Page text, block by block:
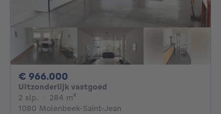
€ 966.000
Uitzonderlijk vastgoed
2 slp. 2 slaapkamers
· 284 m²
1080 Molenbeek-Saint-Jean